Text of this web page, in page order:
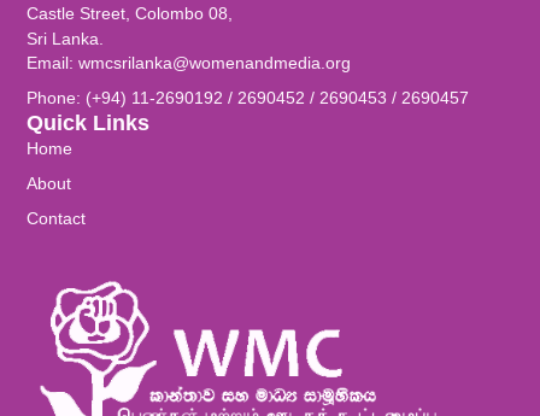
Quick Links
Home
About
Contact
Castle Street, Colombo 08,
Sri Lanka.
Email: wmcsrilanka@womenandmedia.org
Phone: (+94) 11-2690192 / 2690452 / 2690453 / 2690457